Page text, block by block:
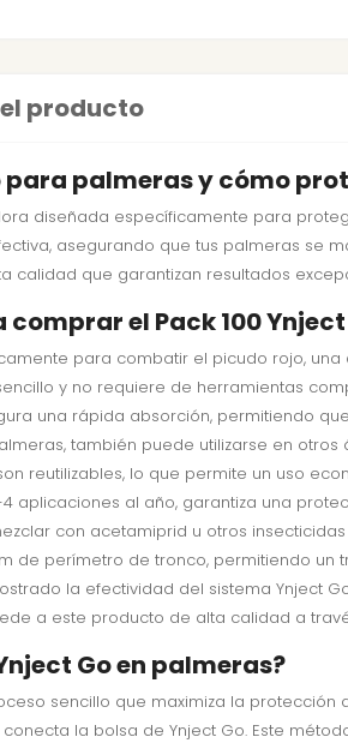
producto
para palmeras y cómo
diseñada específicamente para
asegurando que tus palmeras se
calidad que garantizan resultados
el Pack 100
para combatir el picudo rojo,
y no requiere de herramientas
una rápida absorción, permitiendo
también puede utilizarse en
reutilizables, lo que permite un uso
4 aplicaciones al año, garantiza una
con acetamiprid u otros
de perímetro de tronco, permitiendo un
la efectividad del sistema Ynject
a este producto de alta calidad a
Go en palmeras?
sencillo que maximiza la protección
la bolsa de Ynject Go. Este